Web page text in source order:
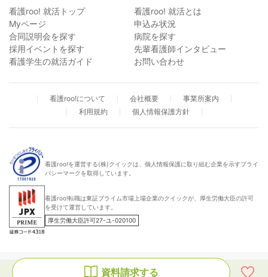
資料請求する
看護roo! 就活トップ
看護roo! 就活とは
Myページ
申込み状況
合同説明会を探す
病院を探す
採用イベントを探す
先輩看護師インタビュー
看護学生の就活ガイド
お問い合わせ
看護roo!について 会社概要
事業所案内
利用規約
個人情報保護方針
看護roo!を運営する(株)クイックは、個人情報保護に取り組む企業を示すプライ
バシーマークを取得しています。
看護roo!転職は東証プライム市場上場企業のクイックが、厚生労働大臣の許可
を受けて運営しています。
厚生労働大臣許可27-ユ-020100